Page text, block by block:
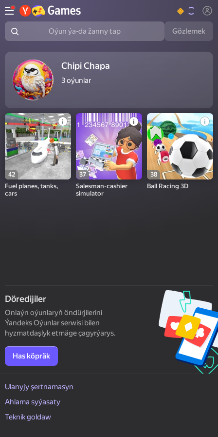
Oýun ýa-da žanny tap Gözlemek
Chipi Chapa
3oýunlar
42
Fuel planes, tanks,
cars
37
Salesman-cashier
simulator
38
Ball Racing 3D
Döredijiler
Onlaýn oýunlaryň öndürjilerini
Ýandeks Oýunlar serwisi bilen
hyzmatdaşlyk etmäge çagyrýarys.
Has köpräk
Ulanyjy şertnamasyn
Ahlama syýasaty
Teknik goldaw